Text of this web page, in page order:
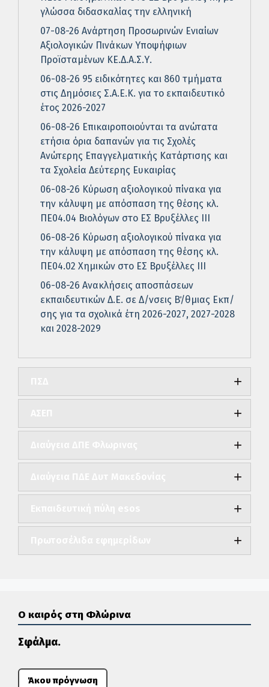
γλώσσα διδασκαλίας την ελληνική
07-08-26 Ανάρτηση Προσωρινών Ενιαίων
Αξιολογικών Πινάκων Υποψήφιων
Προϊσταμένων ΚΕ.Δ.Α.Σ.Υ.
06-08-26 95 ειδικότητες και 860 τμήματα
στις Δημόσιες Σ.Α.Ε.Κ. για το εκπαιδευτικό
έτος 2026-2027
06-08-26 Επικαιροποιούνται τα ανώτατα
ετήσια όρια δαπανών για τις Σχολές
Ανώτερης Επαγγελματικής Κατάρτισης και
τα Σχολεία Δεύτερης Ευκαιρίας
06-08-26 Κύρωση αξιολογικού πίνακα για
την κάλυψη με απόσπαση της θέσης κλ.
ΠΕ04.04 Βιολόγων στο ΕΣ Βρυξέλλες ΙΙΙ
06-08-26 Κύρωση αξιολογικού πίνακα για
την κάλυψη με απόσπαση της θέσης κλ.
ΠΕ04.02 Χημικών στο ΕΣ Βρυξέλλες ΙΙΙ
06-08-26 Ανακλήσεις αποσπάσεων
εκπαιδευτικών Δ.Ε. σε Δ/νσεις Β΄/θμιας Εκπ/
σης για τα σχολικά έτη 2026-2027, 2027-2028
και 2028-2029
Ο καιρός στη Φλώρινα
Σφάλμα.
Άκου πρόγνωση